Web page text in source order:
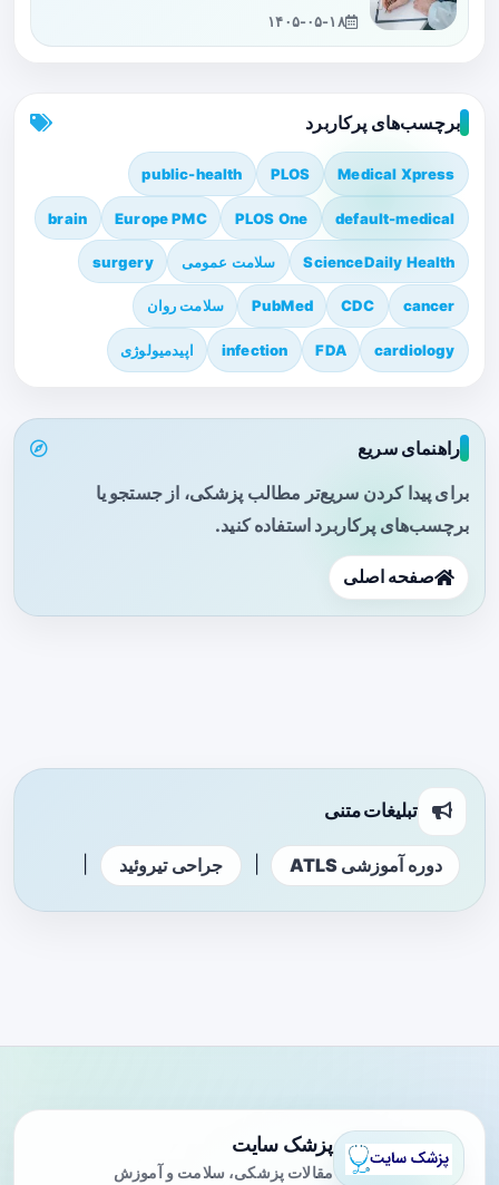
۱۴۰۵-۰۵-۱۸
برچسب‌های پرکاربرد
Medical Xpress
PLOS
public-health
default-medical
PLOS One
Europe PMC
brain
ScienceDaily Health سلامت عمومی surgery
cancer
CDC
PubMed سلامت روان
cardiology
FDA
infection اپیدمیولوژی
راهنمای سریع
برای پیدا کردن سریع‌تر مطالب پزشکی، از جستجو یا
برچسب‌های پرکاربرد استفاده کنید.
صفحه اصلی
تبلیغات متنی
دوره آموزشی ATLS جراحی تیروئید
پزشک سایت
مقالات پزشکی، سلامت و آموزش